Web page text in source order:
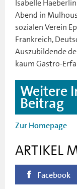
Isabelle
Abend in
sozialen Verein
Frankreich,
Auszubildende
kaum Gastro-
Weitere
Beitrag
Zur Homepage
ARTIKEL
Facebook